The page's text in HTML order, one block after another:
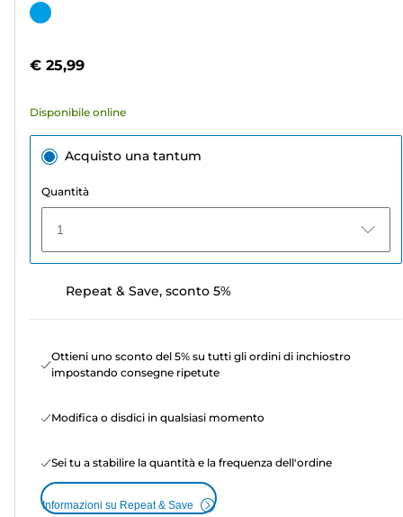
su
24
Cartuccia
colori
€ 25,99
Disponibile online
Acquisto una tantum
Quantità
1
Repeat & Save, sconto 5%
Ottieni uno sconto del 5% su tutti gli ordini di inchiostro
impostando consegne ripetute
Modifica o disdici in qualsiasi momento
Sei tu a stabilire la quantità e la frequenza dell'ordine
Informazioni su Repeat & Save